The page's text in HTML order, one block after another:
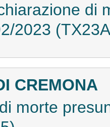
di
2023
CREMONA
morte